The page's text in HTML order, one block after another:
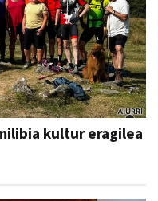
kultur eragilea